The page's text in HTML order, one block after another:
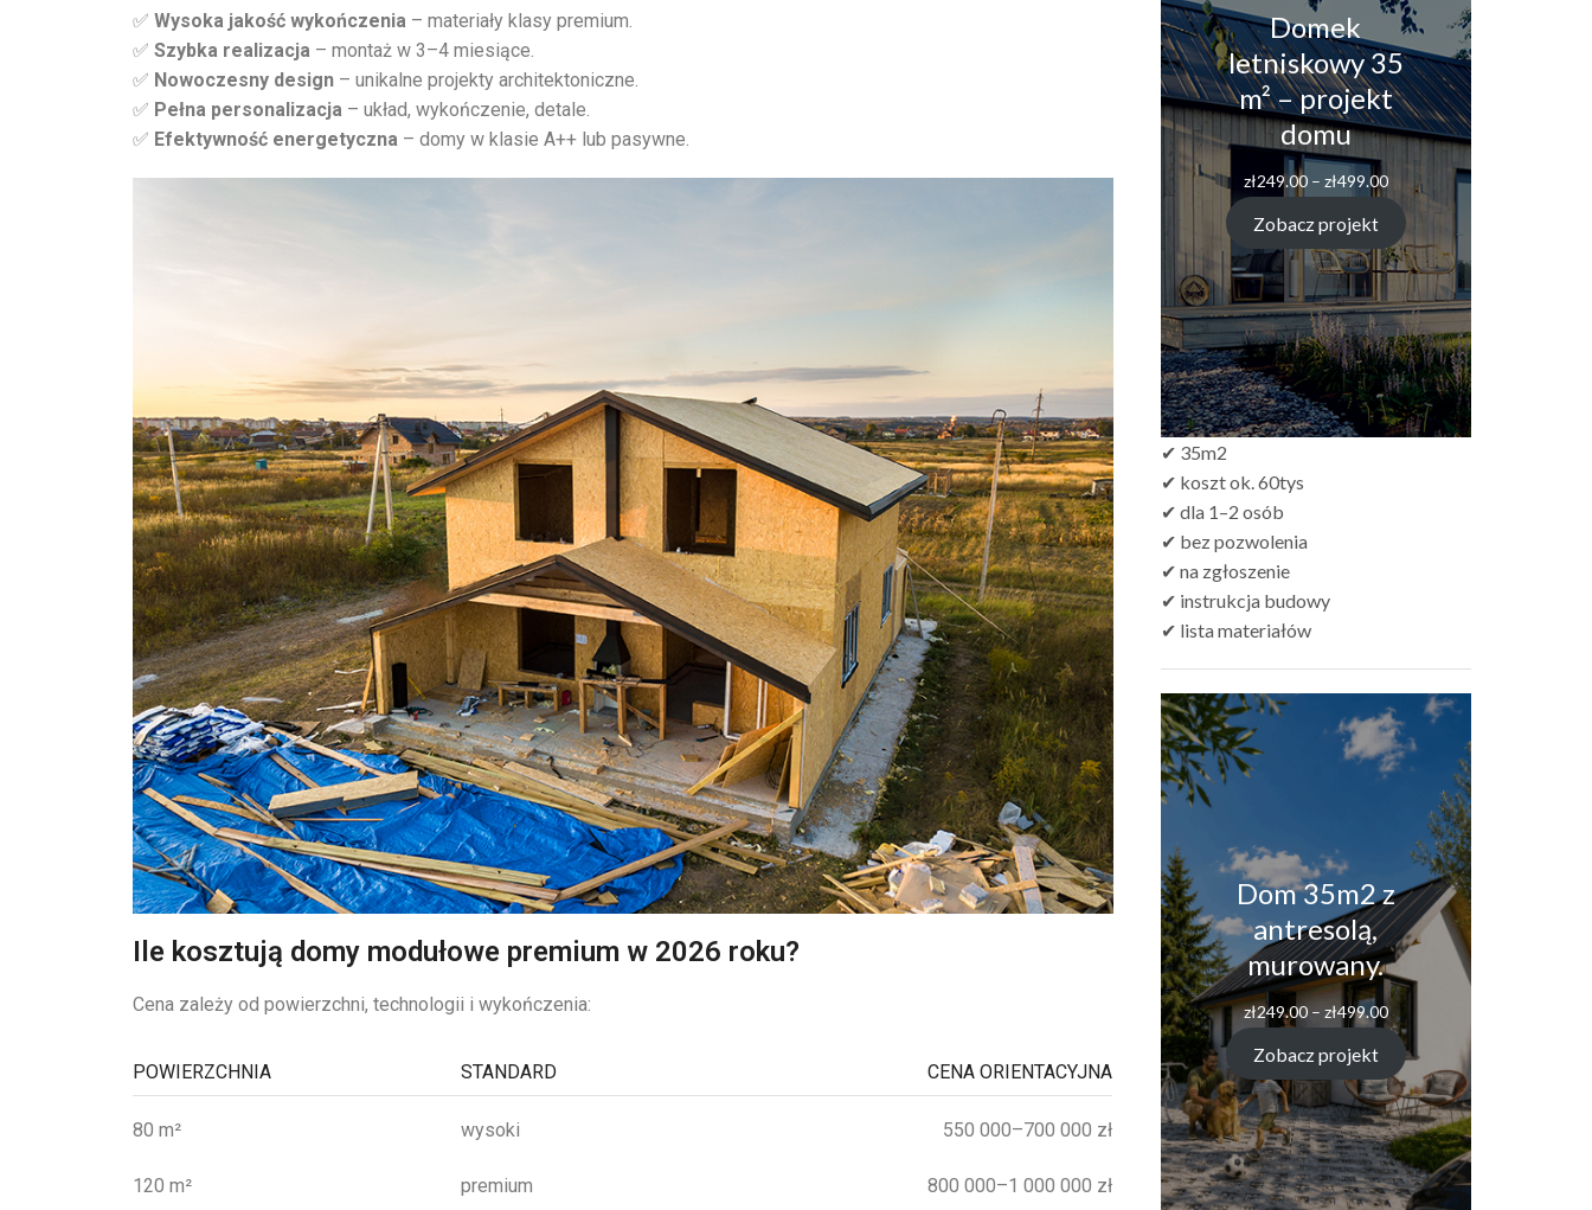
✅ Wysoka jakość wykończenia – materiały klasy premium.
✅ Szybka realizacja – montaż w 3–4 miesiące.
✅ Nowoczesny design – unikalne projekty architektoniczne.
✅ Pełna personalizacja – układ, wykończenie, detale.
✅ Efektywność energetyczna – domy w klasie A++ lub pasywne.
Ile kosztują domy modułowe premium w 2026 roku?
Cena zależy od powierzchni, technologii i wykończenia:
POWIERZCHNIA STANDARD CENA ORIENTACYJNA
80 m² wysoki 550 000–700 000 zł
120 m² premium 800 000–1 000 000 zł
Domek
letniskowy 35
m² – projekt
domu
zł249.00 – zł499.00
Zobacz projekt
✔ 35m2
✔ koszt ok. 60tys
✔ dla 1–2 osób
✔ bez pozwolenia
✔ na zgłoszenie
✔ instrukcja budowy
✔ lista materiałów
Dom 35m2 z
antresolą,
murowany.
zł249.00 – zł499.00
Zobacz projekt